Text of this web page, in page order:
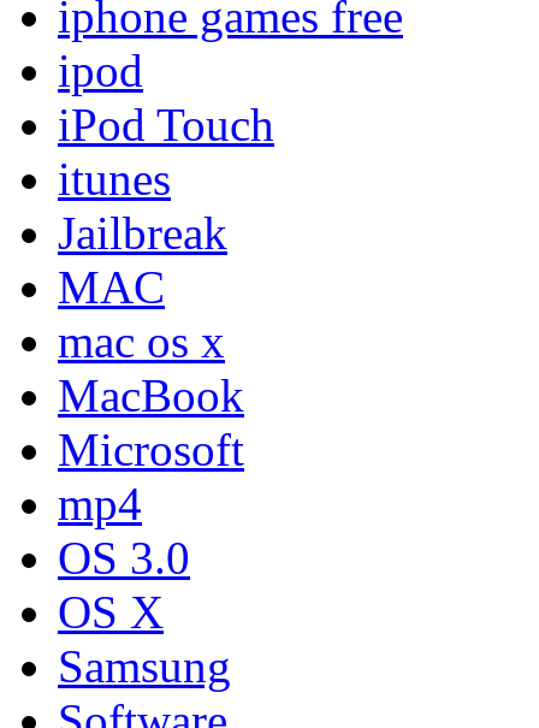
iphone games free
ipod
iPod Touch
itunes
Jailbreak
MAC
mac os x
MacBook
Microsoft
mp4
OS 3.0
OS X
Samsung